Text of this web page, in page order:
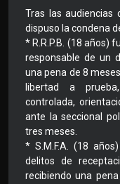
Tras las audiencias
dispuso la condena
* R.R.P.B. (18 años)
responsable de un
una pena de 8
libertad a
controlada,
ante la seccional
tres meses.
* S.M.F.A. (18
delitos de
recibiendo una